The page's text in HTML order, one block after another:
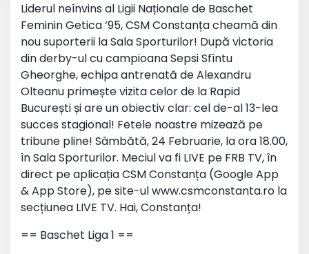
Liderul neînvins al Ligii Naționale de Baschet
Feminin Getica ‘95, CSM Constanța cheamă din
nou suporterii la Sala Sporturilor! După victoria
din derby-ul cu campioana Sepsi Sfîntu
Gheorghe, echipa antrenată de Alexandru
Olteanu primește vizita celor de la Rapid
București și are un obiectiv clar: cel de-al 13-lea
succes stagional! Fetele noastre mizează pe
tribune pline! Sâmbătă, 24 Februarie, la ora 18.00,
în Sala Sporturilor. Meciul va fi LIVE pe FRB TV, în
direct pe aplicația CSM Constanța (Google App
& App Store), pe site-ul www.csmconstanta.ro la
secțiunea LIVE TV. Hai, Constanța!
== Baschet Liga 1 ==